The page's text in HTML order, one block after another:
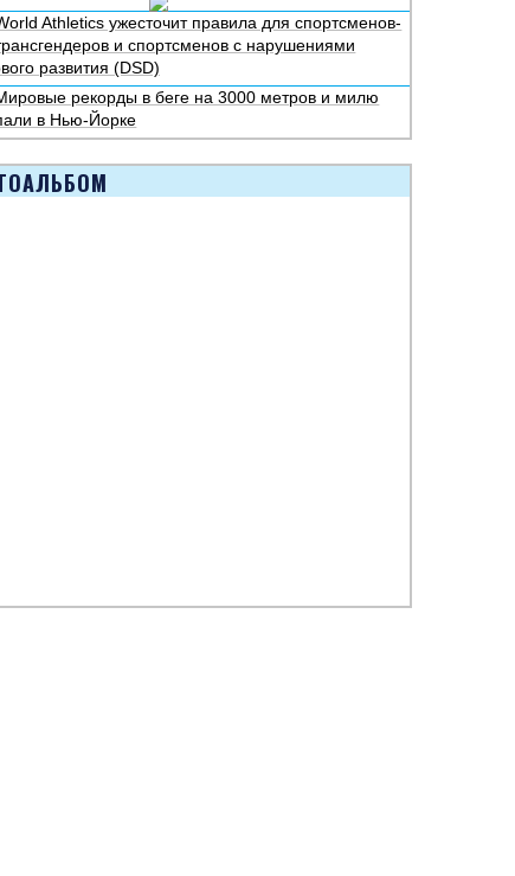
Athletics ужесточит правила для спортсменов-
и спортсменов с нарушениями
развития (DSD)
рекорды в беге на 3000 метров и милю
в Нью-Йорке